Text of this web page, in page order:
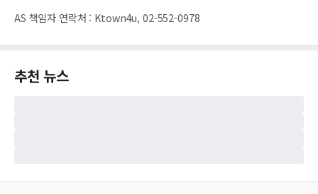
AS 책임자 연락처 : Ktown4u, 02-552-0978
추천 뉴스